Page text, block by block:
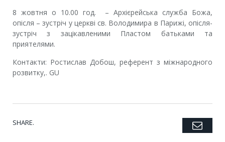
8 жовтня о 10.00 год. – Архієрейська служба Божа,
опісля – зустріч у церкві св. Володимира в Парижі, опісля-
зустріч з зацікавленими Пластом батьками та
приятелями.
Контакти: Ростислав Добош, референт з міжнародного
розвитку,. GU
SHARE. Twitter
Facebook
Google+
Pinterest
LinkedIn
Tumblr